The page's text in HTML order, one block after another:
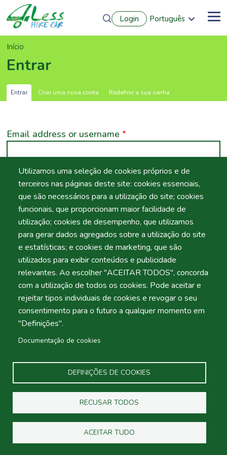
Passar
para
conteúdo
principal
Login
Português
Utilizamos uma seleção de cookies próprios e de
terceiros nas páginas deste site: cookies essenciais,
que são necessários para a utilização do site; cookies
funcionais, que proporcionam maior facilidade de
utilização; cookies de desempenho, que utilizamos
para gerar dados agregados sobre a utilização do site
e estatísticas; e cookies de marketing, que são
utilizados para exibir conteúdos e publicidade
relevantes. Ao escolher "ACEITAR TODOS", concorda
com a utilização de todos os cookies. Pode aceitar e
rejeitar tipos individuais de cookies e revogar o seu
consentimento para o futuro a qualquer momento em
"Definições".
Documentação de cookies
DEFINIÇÕES DE COOKIES
RECUSAR TODOS
ACEITAR TUDO
Navegação
estrutural
Início
Entrar
Separadores
primários
Entrar Criar uma nova conta Redefinir a sua senha
Email address or username
Insira o seu e-mail ou utilizador.
Insira a palavra-passe que acompanha o seu e-mail.
Hire Car 4 Less
Hire Car 4 Lessé exatamente isso! Baixo custo, preços
razoáveis para aluguer de carros sem sacrificar a
de aluguer de carros em Faro e Lisboa.
Reserve o seu carro connosco hoje para um aluguer fácil,